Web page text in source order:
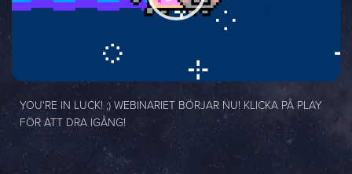
YOU'RE IN LUCK! ;) WEBINARIET BÖRJAR NU! KLICKA PÅ PLAY
FÖR ATT DRA IGÅNG!